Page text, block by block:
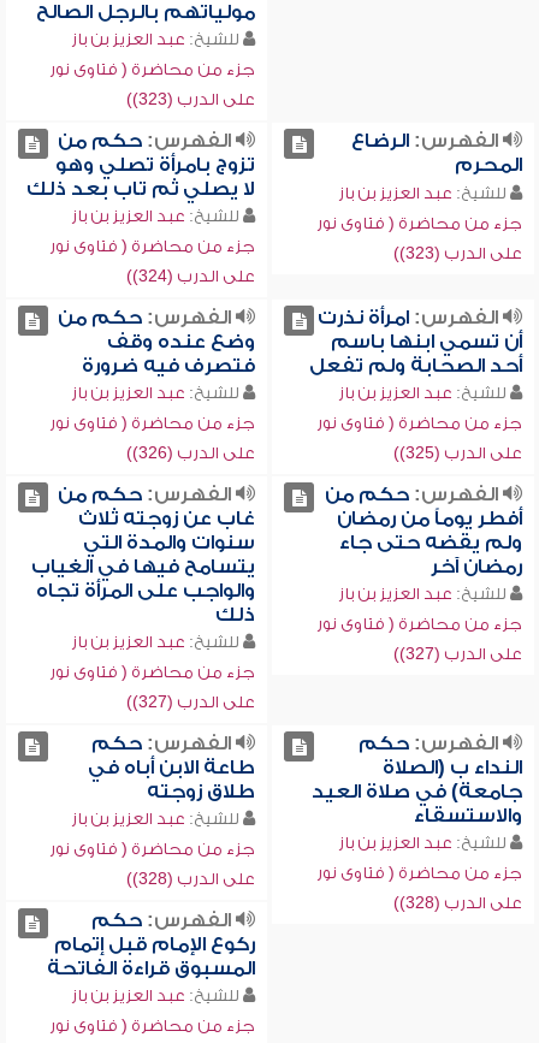
مولياتهم بالرجل الصالح
للشيخ: عبد العزيز بن باز
جزء من محاضرة ( فتاوى نور
على الدرب (323))
الفهرس:الرضاع
المحرم
للشيخ: عبد العزيز بن باز
جزء من محاضرة ( فتاوى نور
على الدرب (323))
الفهرس:حكم من
تزوج بامرأة تصلي وهو
لا يصلي ثم تاب بعد ذلك
للشيخ: عبد العزيز بن باز
جزء من محاضرة ( فتاوى نور
على الدرب (324))
الفهرس:امرأة نذرت
أن تسمي ابنها باسم
أحد الصحابة ولم تفعل
للشيخ: عبد العزيز بن باز
جزء من محاضرة ( فتاوى نور
على الدرب (325))
الفهرس:حكم من
وضع عنده وقف
فتصرف فيه ضرورة
للشيخ: عبد العزيز بن باز
جزء من محاضرة ( فتاوى نور
على الدرب (326))
الفهرس:حكم من
أفطر يوماً من رمضان
ولم يقضه حتى جاء
رمضان آخر
للشيخ: عبد العزيز بن باز
جزء من محاضرة ( فتاوى نور
على الدرب (327))
الفهرس:حكم من
غاب عن زوجته ثلاث
سنوات والمدة التي
يتسامح فيها في الغياب
والواجب على المرأة تجاه
ذلك
للشيخ: عبد العزيز بن باز
جزء من محاضرة ( فتاوى نور
على الدرب (327))
الفهرس:حكم
النداء ب (الصلاة
جامعة) في صلاة العيد
والاستسقاء
للشيخ: عبد العزيز بن باز
جزء من محاضرة ( فتاوى نور
على الدرب (328))
الفهرس:حكم
طاعة الابن أباه في
طلاق زوجته
للشيخ: عبد العزيز بن باز
جزء من محاضرة ( فتاوى نور
على الدرب (328))
الفهرس:حكم
ركوع الإمام قبل إتمام
المسبوق قراءة الفاتحة
للشيخ: عبد العزيز بن باز
جزء من محاضرة ( فتاوى نور